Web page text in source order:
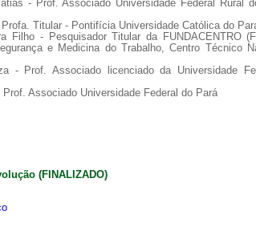
- Prof. Associado Universidade Federal Rural
Titular - Pontifícia Universidade Católica do
Filho - Pesquisador Titular da FUNDACENTRO
e Medicina do Trabalho, Centro Técnico
- Prof. Associado licenciado da Universidade
Associado Universidade Federal do Pará
(FINALIZADO)